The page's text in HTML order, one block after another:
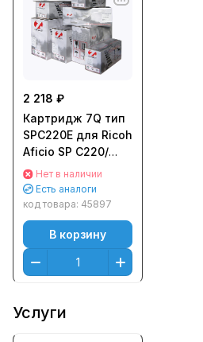
2 218 ₽
Картридж 7Q тип
SPC220E для Ricoh
Aficio SP C220/
C240 (2300стр.)
Черный (Black)
Нет в наличии
Есть аналоги
код товара: 45897
В корзину
Услуги